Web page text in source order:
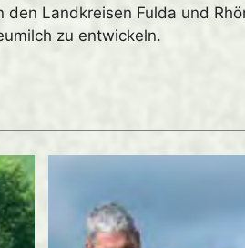
Landkreisen Fulda und
zu entwickeln.